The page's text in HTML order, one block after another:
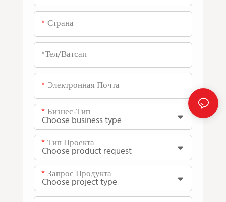
Страна
*тел/ватсап
Электронная Почта
Бизнес-Тип
Тип Проекта
Запрос Продукта